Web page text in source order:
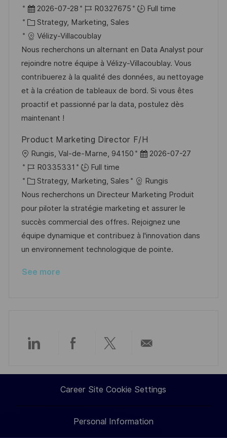
o
c
a
t
i
o
n
P
o
s
t
e
d
D
a
t
2026-07-28
J
o
b
I
d
R0327675
Full time
C
a
t
e
g
o
r
y
Strategy, Marketing, Sales
Vélizy-Villacoublay
Nous recherchons un alternant en Data Analyst pour
rejoindre notre équipe à Vélizy-Villacoublay. Vous
contribuerez à la qualité des données, au nettoyage
et à la création de tableaux de bord. Si vous êtes
proactif et passionné par la data, postulez dès
maintenant !
Product Marketing Director F/H
L
o
c
a
t
i
o
n
Rungis, Val-de-Marne, 94150
P
s
t
e
d
D
a
2026-07-27
J
o
b
I
d
R0335331
Full time
C
a
t
e
g
o
y
Strategy, Marketing, Sales
Rungis
Nous recherchons un Directeur Marketing Produit
pour piloter la stratégie marketing et assurer le
succès commercial des offres. Rejoignez une
équipe dynamique et contribuez à l'innovation dans
un environnement technologique de pointe.
See more
Share
via
LinkedIn
Share
via
Facebook
Share
via
twitter
via
email
Career Site Cookie Settings
Personal Information